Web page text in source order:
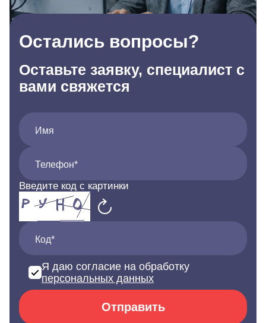
Остались вопросы?
Оставьте заявку, специалист с
вами свяжется
Имя
Телефон*
Введите код с картинки
Код*
Я даю согласие на обработку
персональных данных
Отправить